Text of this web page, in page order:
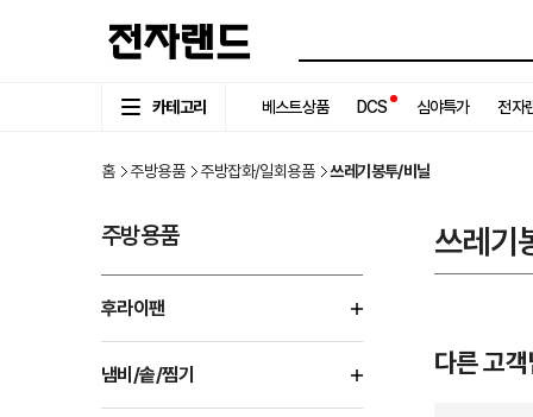
카테고리 베스트상품 DCS 심야특가 전자
홈 주방용품 주방잡화/일회용품 쓰레기봉투/비닐
주방용품
후라이팬
냄비/솥/찜기
쓰레기
다른 고